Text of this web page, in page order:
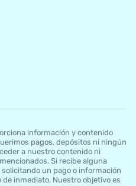
información y contenido
pagos, depósitos ni ningún
a nuestro contenido ni
Si recibe alguna
un pago o información
inmediato. Nuestro objetivo es